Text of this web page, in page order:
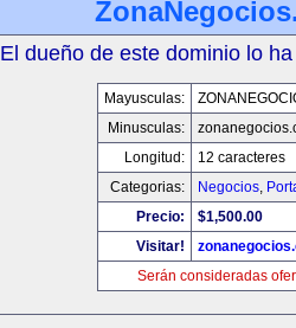
El dueño de este dominio lo
Mayusculas:
Minusculas:
Longitud:
12 caracteres
Categorias:
Negocios,
Precio:
$1,500.00
Visitar!
Serán consideradas